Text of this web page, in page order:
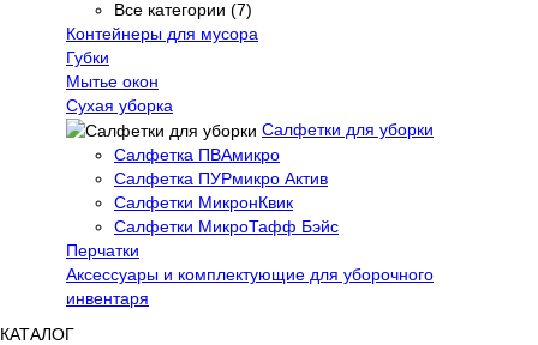
Все категории (7)
Контейнеры для мусора
Губки
Мытье окон
Сухая уборка
Салфетки для уборки
Салфетка ПВАмикро
Салфетка ПУРмикро Актив
Салфетки МикронКвик
Салфетки МикроТафф Бэйс
Перчатки
Аксессуары и комплектующие для уборочного
инвентаря
КАТАЛОГ